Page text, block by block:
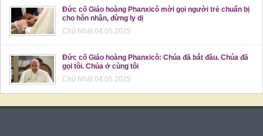
Đức cố Giáo hoàng Phanxicô mời gọi người trẻ chuẩn bị
cho hôn nhân, đừng ly dị
Chủ Nhật 04.05.2025
Đức cố Giáo hoàng Phanxicô: Chúa đã bắt đầu. Chúa đã
gọi tôi. Chúa ở cùng tôi
Chủ Nhật 04.05.2025